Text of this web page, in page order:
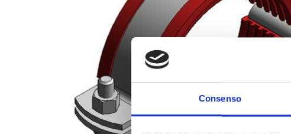
Consenso